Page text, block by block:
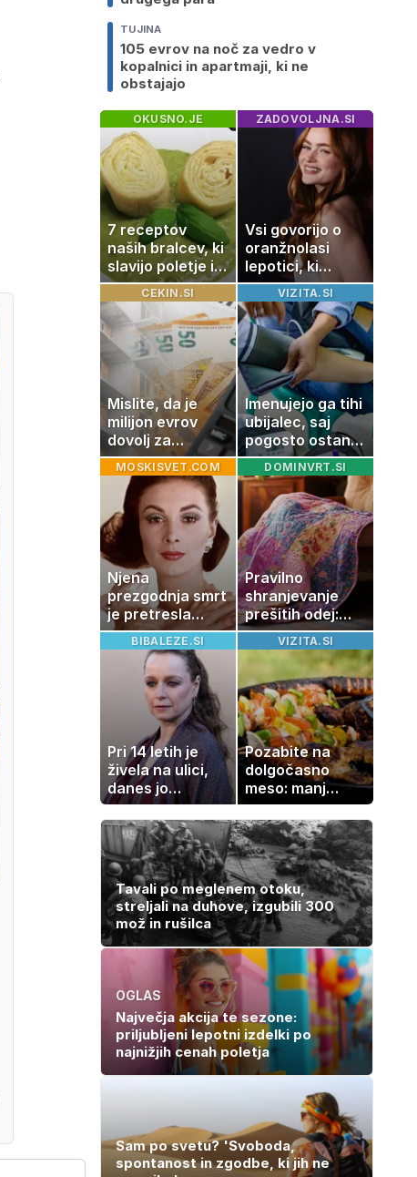
TUJINA
105 evrov na noč za vedro v
kopalnici in apartmaji, ki ne
obstajajo
OKUSNO.JE
7 receptov
naših bralcev, ki
slavijo poletje in
tradicijo
ZADOVOLJNA.SI
Vsi govorijo o
oranžnolasi
lepotici, ki
navdušuje s
skrivnostno
vlogo
CEKIN.SI
Mislite, da je
milijon evrov
dovolj za
sanjsko
stanovanje? Te
številke so
šokirale Evropo
VIZITA.SI
Imenujejo ga tihi
ubijalec, saj
pogosto ostane
neopažen:
nenavadni
simptomi
visokega
holesterola
MOSKISVET.COM
Njena
prezgodnja smrt
je pretresla
modni svet: za
slavo se je
skrivala
tragedija
DOMINVRT.SI
Pravilno
shranjevanje
prešitih odej:
Kako ohraniti
družinsko
dediščino
BIBALEZE.SI
Pri 14 letih je
živela na ulici,
danes jo
občuduje ves
svet
VIZITA.SI
Pozabite na
dolgočasno
meso: manj
maščobe, več
svežine
Tavali po meglenem otoku,
streljali na duhove, izgubili 300
mož in rušilca
OGLAS
Največja akcija te sezone:
priljubljeni lepotni izdelki po
najnižjih cenah poletja
Sam po svetu? 'Svoboda,
spontanost in zgodbe, ki jih ne